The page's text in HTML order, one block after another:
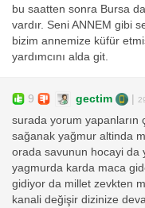
bu saatten sonra Bursa
vardır. Seni ANNEM gibi
bizim annemize küfür
yardımcını alda git.
9 gectim |
surada yorum yapanların
sağanak yağmur altinda
orada savunun hocayi da
yagmurda karda maca
gidiyor da millet zevkten
kanali değişir dizinize